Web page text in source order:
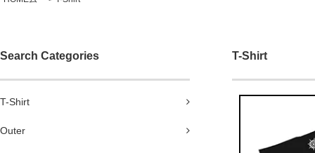
Search Categories
T-Shirt
Outer
T-Shirt